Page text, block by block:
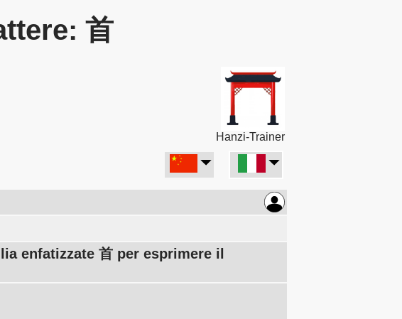
首
Hanzi-Trainer
enfatizzate 首 per esprimere il